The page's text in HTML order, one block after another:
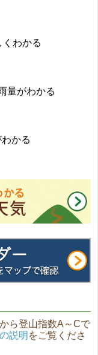
わかる
量がわかる
かる
ら登山指数A～Cで
説明 をご覧くださ